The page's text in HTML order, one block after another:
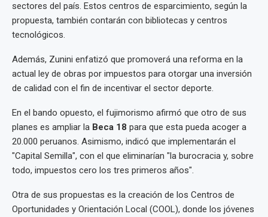
sectores del país. Estos centros de esparcimiento, según la
propuesta, también contarán con bibliotecas y centros
tecnológicos.
Además, Zunini enfatizó que promoverá una reforma en la
actual ley de obras por impuestos para otorgar una inversión
de calidad con el fin de incentivar el sector deporte.
En el bando opuesto, el fujimorismo afirmó que otro de sus
planes es ampliar la Beca 18 para que esta pueda acoger a
20.000 peruanos. Asimismo, indicó que implementarán el
"Capital Semilla", con el que eliminarían "la burocracia y, sobre
todo, impuestos cero los tres primeros años".
Otra de sus propuestas es la creación de los Centros de
Oportunidades y Orientación Local (COOL), donde los jóvenes